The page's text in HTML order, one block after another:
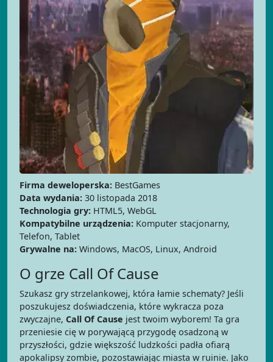
Firma deweloperska: BestGames
Data wydania: 30 listopada 2018
Technologia gry: HTML5, WebGL
Kompatybilne urządzenia: Komputer stacjonarny,
Telefon, Tablet
Grywalne na: Windows, MacOS, Linux, Android
O grze Call Of Cause
Szukasz gry strzelankowej, która łamie schematy? Jeśli
poszukujesz doświadczenia, które wykracza poza
zwyczajne, Call Of Cause jest twoim wyborem! Ta gra
przeniesie cię w porywającą przygodę osadzoną w
przyszłości, gdzie większość ludzkości padła ofiarą
apokalipsy zombie, pozostawiając miasta w ruinie. Jako